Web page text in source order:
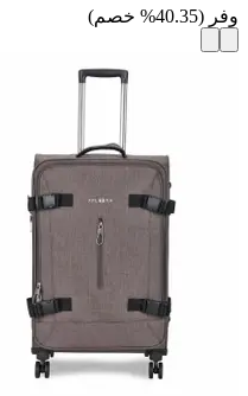
وفر (
40.35
% خصم)